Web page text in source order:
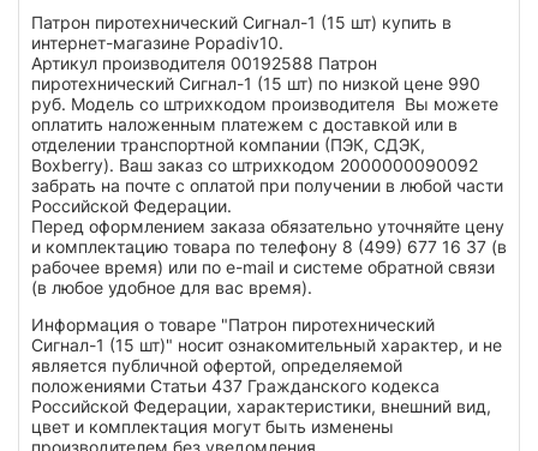
Патрон пиротехнический Сигнал-1 (15 шт) купить в
интернет-магазине Popadiv10.
Артикул производителя 00192588 Патрон
пиротехнический Сигнал-1 (15 шт) по низкой цене 990
руб. Модель со штрихкодом производителя Вы можете
оплатить наложенным платежем с доставкой или в
отделении транспортной компании (ПЭК, СДЭК,
Boxberry). Ваш заказ со штрихкодом 2000000090092
забрать на почте с оплатой при получении в любой части
Российской Федерации.
Перед оформлением заказа обязательно уточняйте цену
и комплектацию товара по телефону 8 (499) 677 16 37 (в
рабочее время) или по e-mail и системе обратной связи
(в любое удобное для вас время).
Информация о товаре "Патрон пиротехнический
Сигнал-1 (15 шт)" носит ознакомительный характер, и не
является публичной офертой, определяемой
положениями Статьи 437 Гражданского кодекса
Российской Федерации, характеристики, внешний вид,
цвет и комплектация могут быть изменены
производителем без уведомления.